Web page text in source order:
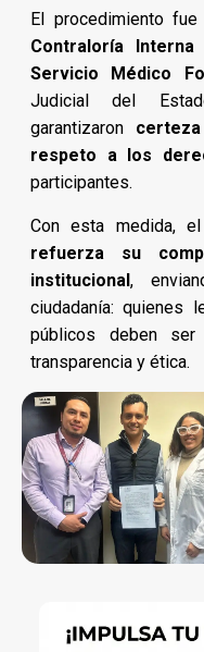
El procedimiento
Contraloría Interna
Servicio Médico
Judicial del
garantizaron
respeto a los
participantes.
Con esta medida,
refuerza su
institucional,
ciudadanía: quienes
públicos deben ser
transparencia y ética.